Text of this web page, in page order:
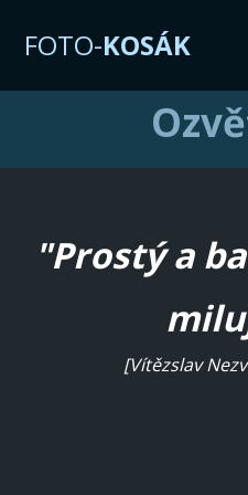
FOTO-KOSÁK
"Prostý a
[Vítězslav